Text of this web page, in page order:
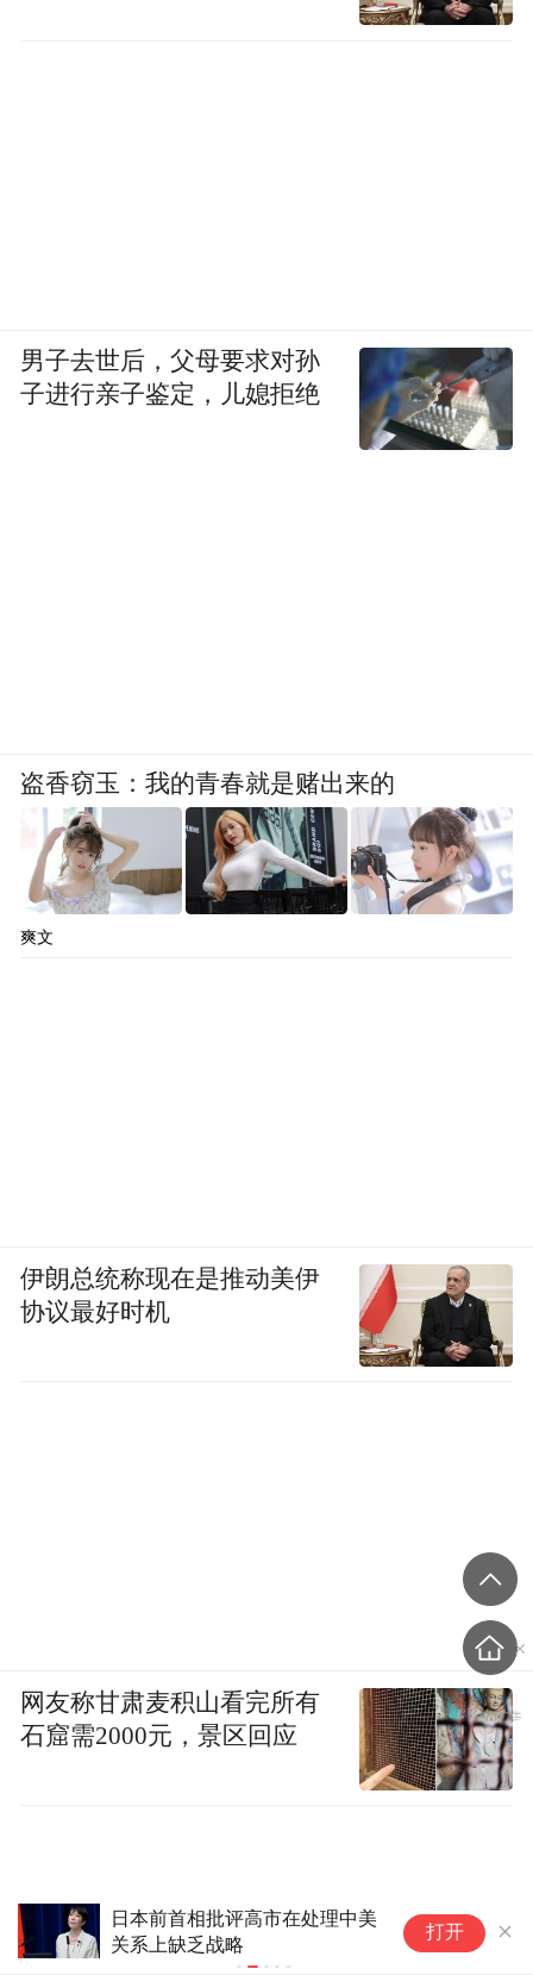
日本前首相批评高市在处理中美
关系上缺乏战略
打开
男子去世后，父母要求对孙
子进行亲子鉴定，儿媳拒绝
盗香窃玉：我的青春就是赌出来的
爽文
伊朗总统称现在是推动美伊
协议最好时机
网友称甘肃麦积山看完所有
石窟需2000元，景区回应